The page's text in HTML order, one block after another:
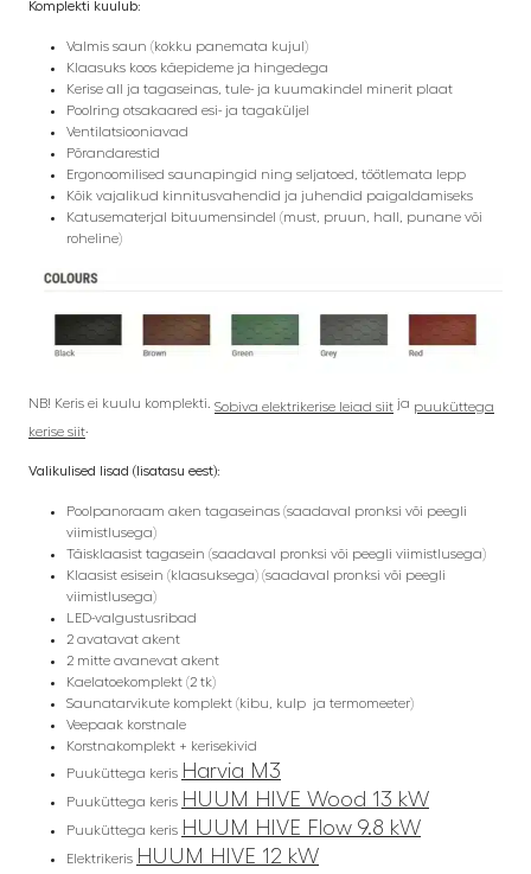
Komplekti kuulub:
Valmis saun (kokku panemata kujul)
Klaasuks koos käepideme ja hingedega
Kerise all ja tagaseinas, tule- ja kuumakindel minerit plaat
Poolring otsakaared esi- ja tagaküljel
Ventilatsiooniavad
Põrandarestid
Ergonoomilised saunapingid ning seljatoed, töötlemata lepp
Kõik vajalikud kinnitusvahendid ja juhendid paigaldamiseks
Katusematerjal bituumensindel (must, pruun, hall, punane või
roheline)
NB! Keris ei kuulu komplekti. Sobiva elektrikerise leiad siit ja puuküttega
kerise siit
Valikulised lisad (lisatasu eest):
Poolpanoraam aken tagaseinas (saadaval pronksi või peegli
viimistlusega)
Täisklaasist tagasein (saadaval pronksi või peegli viimistlusega)
Klaasist esisein (klaasuksega) (saadaval pronksi või peegli
viimistlusega)
LED-valgustusribad
2 avatavat akent
2 mitte avanevat akent
Kaelatoekomplekt (2 tk)
Saunatarvikute komplekt (kibu, kulp ja termomeeter)
Veepaak korstnale
Korstnakomplekt + kerisekivid
Puuküttega keris Harvia M3
Puuküttega keris HUUM HIVE Wood 13 kW
Puuküttega keris HUUM HIVE Flow 9.8 kW
Elektrikeris HUUM HIVE 12 kW